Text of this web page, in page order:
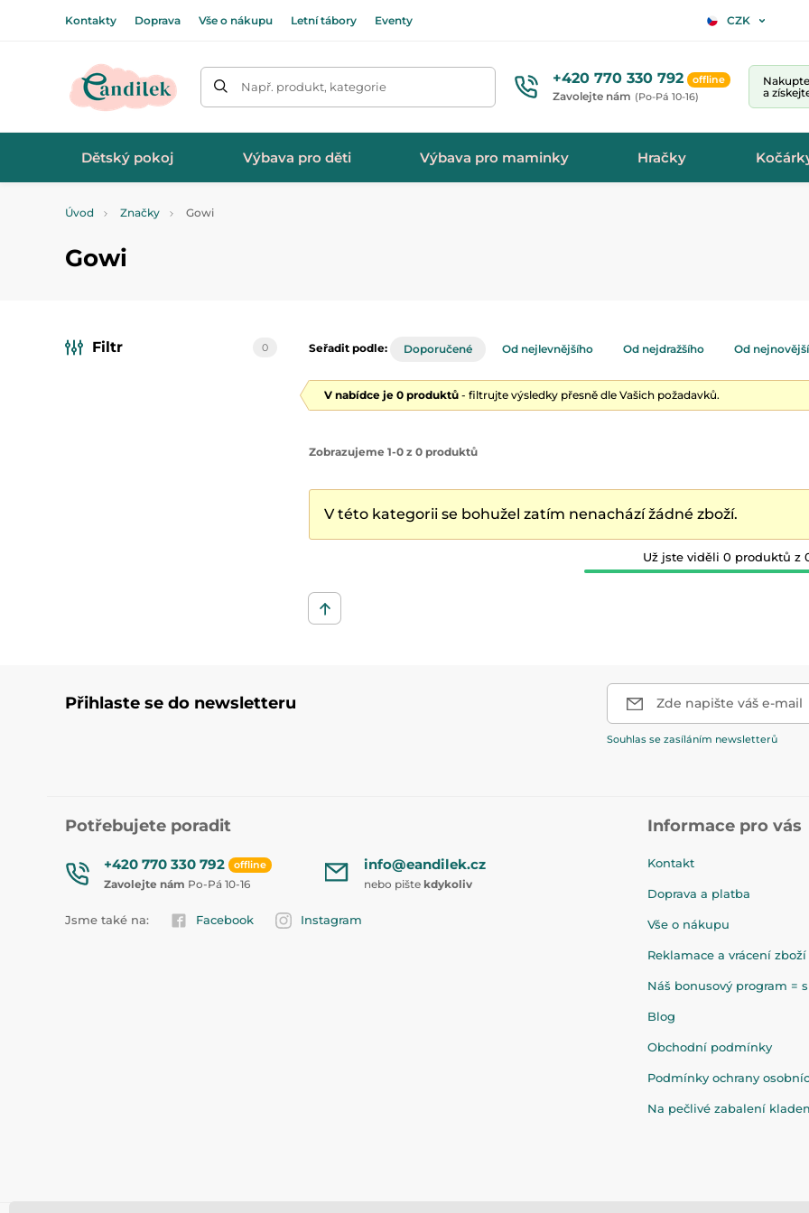
Kontakty Doprava Vše o nákupu Letní tábory Eventy CZK
Např. produkt, kategorie +420 770 330 792 offline
Zavolejte nám (Po-Pá 10-16)
a
Dětský pokoj Výbava pro děti Výbava pro maminky Hračky
Úvod Značky Gowi
Gowi
Filtr 0 Seřadit podle: Doporučené Od nejlevnějšího Od nejdražšího Od
V nabídce je 0 produktů - filtrujte výsledky přesně dle Vašich požadavků.
Zobrazujeme 1-0 z 0 produktů
V této kategorii se bohužel zatím nenachází žádné zboží.
Už jste viděli 0 produktů z
Přihlaste se do newsletteru Zde napište váš e-mail
Souhlas se zasíláním newsletterů
Potřebujete poradit
+420 770 330 792 offline
Zavolejte nám Po-Pá 10-16
info@eandilek.cz
nebo pište kdykoliv
Jsme také na: Facebook Instagram
Informace pro vás
Kontakt
Doprava a platba
Vše o nákupu
Reklamace a vrácení zboží
Náš bonusový program =
Blog
Obchodní podmínky
Podmínky ochrany
Na pečlivé zabalení